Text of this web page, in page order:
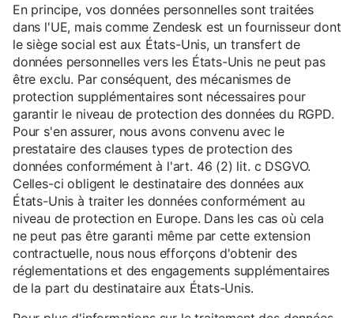
En principe, vos données personnelles sont traitées
dans l'UE, mais comme Zendesk est un fournisseur dont
le siège social est aux États-Unis, un transfert de
données personnelles vers les États-Unis ne peut pas
être exclu. Par conséquent, des mécanismes de
protection supplémentaires sont nécessaires pour
garantir le niveau de protection des données du RGPD.
Pour s'en assurer, nous avons convenu avec le
prestataire des clauses types de protection des
données conformément à l'art. 46 (2) lit. c DSGVO.
Celles-ci obligent le destinataire des données aux
États-Unis à traiter les données conformément au
niveau de protection en Europe. Dans les cas où cela
ne peut pas être garanti même par cette extension
contractuelle, nous nous efforçons d'obtenir des
réglementations et des engagements supplémentaires
de la part du destinataire aux États-Unis.